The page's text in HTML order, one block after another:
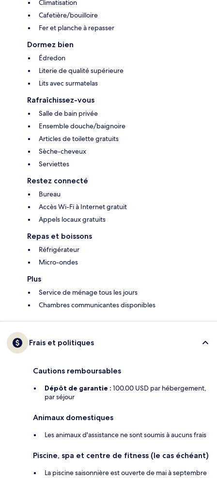
Climatisation
Cafetière/bouilloire
Fer et planche à repasser
Dormez bien
Édredon
Literie de qualité supérieure
Lits avec surmatelas
Rafraîchissez-vous
Salle de bain privée
Ensemble douche/baignoire
Articles de toilette gratuits
Sèche-cheveux
Serviettes
Restez connecté
Bureau
Accès Wi-Fi à Internet gratuit
Appels locaux gratuits
Repas et boissons
Réfrigérateur
Micro-ondes
Plus
Service de ménage tous les jours
Chambres communicantes disponibles
Frais et politiques
Cautions remboursables
Dépôt de garantie : 100.00 USD par hébergement,
par séjour
Animaux domestiques
Les animaux d'assistance ne sont soumis à aucuns frais
Piscine, spa et centre de fitness (le cas échéant)
La piscine saisonnière est ouverte de mai à septembre